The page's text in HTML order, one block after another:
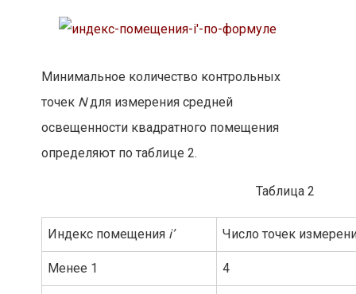
Минимальное количество контрольных
точек Nдля измерения средней
освещенности квадратного помещения
определяют по таблице 2.
Таблица 2
Индекс помещения i’ Число точек
Менее 1 4